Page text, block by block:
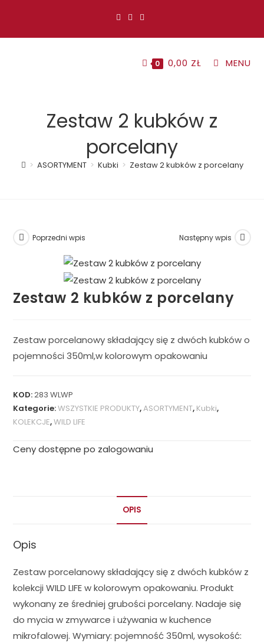
0 0,00 ZŁ MENU
Zestaw 2 kubków z
porcelany
> ASORTYMENT > Kubki > Zestaw 2 kubków z porcelany
Poprzedni wpis Następny wpis
Zestaw 2 kubków z porcelany
Zestaw porcelanowy składający się z dwóch kubków o
pojemności 350ml,w kolorowym opakowaniu
KOD:283 WLWP
Kategorie:WSZYSTKIE PRODUKTY,ASORTYMENT, Kubki,
KOLEKCJE,WILD LIFE
Ceny dostępne po zalogowaniu
OPIS
Opis
Zestaw porcelanowy składający się z dwóch kubków z
kolekcji WILD LIFE w kolorowym opakowaniu. Produkt
wykonany ze średniej grubości porcelany. Nadaje się
do mycia w zmywarce i używania w kuchence
mikrofalowej. Wymiary: pojemność 350ml, wysokość: